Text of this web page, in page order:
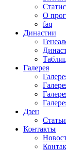
О
faq
Династии
Галерея
Дзен
Статьи
Контакты